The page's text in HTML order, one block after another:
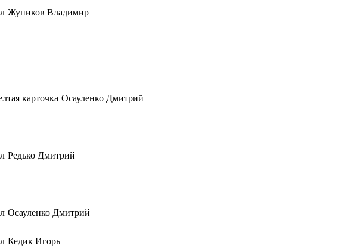
Жупиков Владимир
Осауленко Дмитрий
Редько Дмитрий
Осауленко Дмитрий
Кедик Игорь